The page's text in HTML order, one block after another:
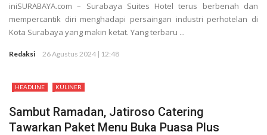
iniSURABAYA.com – Surabaya Suites Hotel terus berbenah dan
mempercantik diri menghadapi persaingan industri perhotelan di
Kota Surabaya yang makin ketat. Yang terbaru ...
Redaksi 26 Agustus 2024 | 12:48
HEADLINE KULINER
Sambut Ramadan, Jatiroso Catering
Tawarkan Paket Menu Buka Puasa Plus